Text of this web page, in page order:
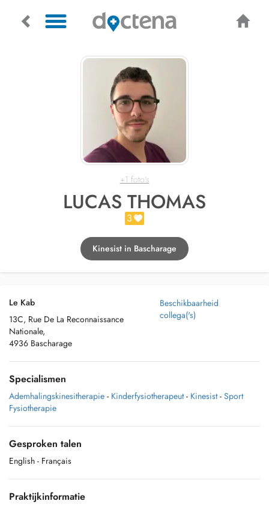
+1 foto's
LUCAS THOMAS
3
Kinesist in Bascharage
Le Kab
13C, Rue De La Reconnaissance
Nationale,
4936 Bascharage
Beschikbaarheid
collega('s)
Specialismen
Ademhalingskinesitherapie - Kinderfysiotherapeut - Kinesist - Sport
Fysiotherapie
Gesproken talen
English - Français
Praktijkinformatie